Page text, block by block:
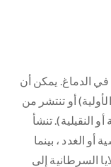
في الدماغ. يمكن أن
أو تنتشر من
النقيلية). تنشأ
أو الغدد ، بينما
السرطانية إلى